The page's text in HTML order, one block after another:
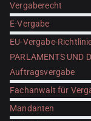
Vergaberecht
E-Vergabe
EU-Vergabe-
PARLAMENTS UND
Auftragsvergabe
Fachanwalt für
Mandanten